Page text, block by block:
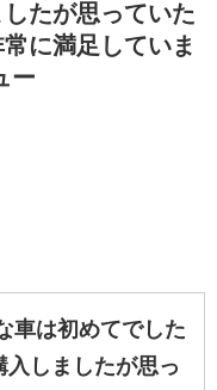
たが思っていた
に満足していま
ー
車は初めてでした
しましたが思っ